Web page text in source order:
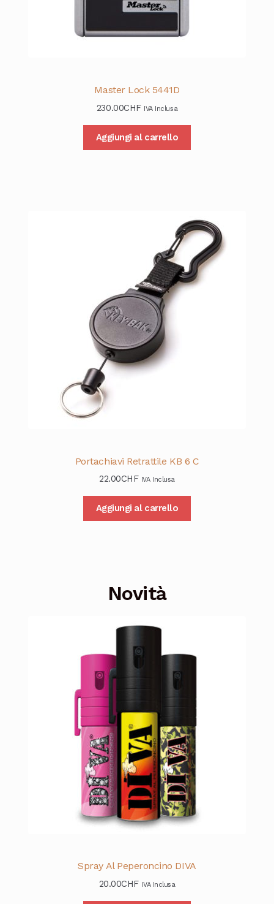
Master Lock 5441D
230.00CHF IVA Inclusa
Aggiungi al carrello
Portachiavi Retrattile KB 6 C
22.00CHF IVA Inclusa
Aggiungi al carrello
Novità
Spray Al Peperoncino DIVA
20.00CHF IVA Inclusa